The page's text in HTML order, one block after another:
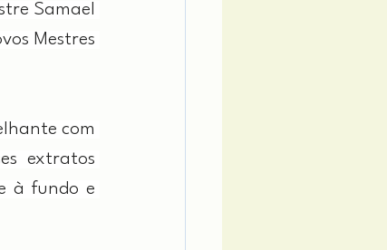
Samael
Mestres
com
extratos
à fundo e